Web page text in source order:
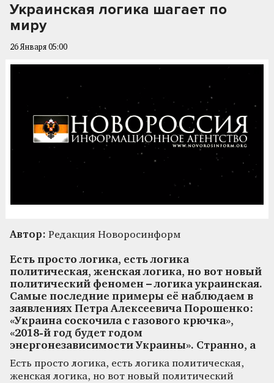
Украинская логика шагает по
миру
26 Января 05:00
Автор: Редакция Новоросинформ
Есть просто логика, есть логика
политическая, женская логика, но вот новый
политический феномен – логика украинская.
Самые последние примеры её наблюдаем в
заявлениях Петра Алексеевича Порошенко:
«Украина соскочила с газового крючка»,
«2018-й год будет годом
энергонезависимости Украины». Странно, а
Есть просто логика, есть логика политическая,
женская логика, но вот новый политический